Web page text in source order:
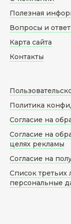
Полезная
Вопросы и
Карта сайта
Контакты
Политика
Согласие на
Согласие на
целях рекламы
Согласие на
Список третьих
персональные